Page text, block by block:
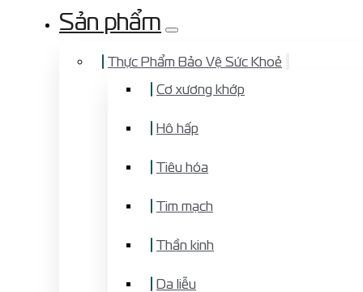
Sản phẩm
Thực Phẩm Bảo Vệ Sức Khoẻ
Cơ xương khớp
Hô hấp
Tiêu hóa
Tim mạch
Thần kinh
Da liễu